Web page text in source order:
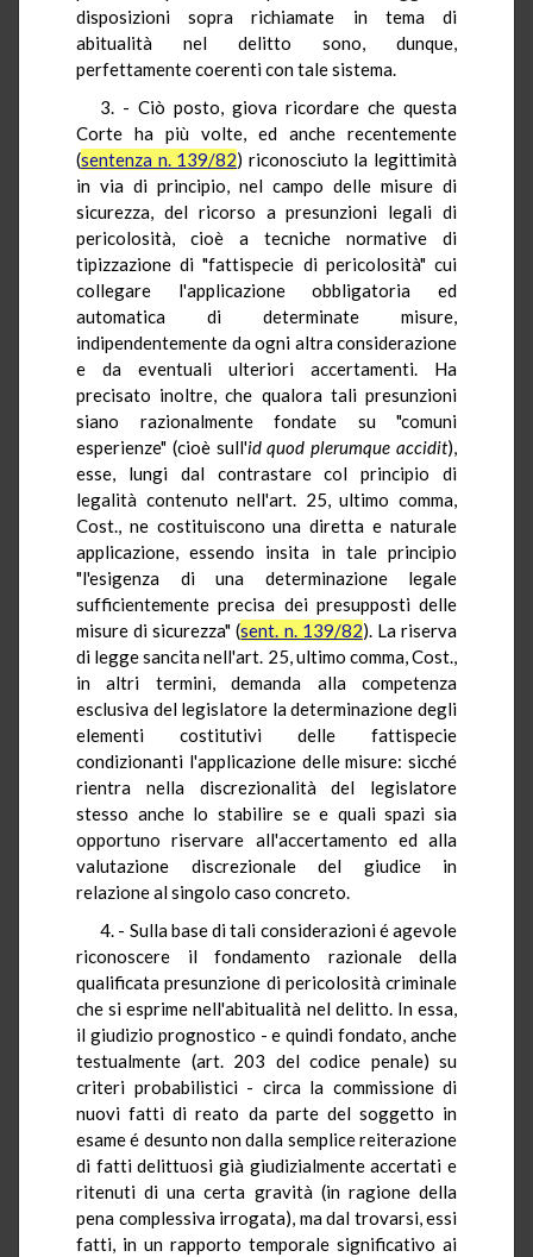
disposizioni sopra richiamate in tema di
abitualità nel delitto sono, dunque,
perfettamente coerenti con tale sistema.
3. - Ciò posto, giova ricordare che questa
Corte ha più volte, ed anche recentemente
(sentenza n. 139/82) riconosciuto la legittimità
in via di principio, nel campo delle misure di
sicurezza, del ricorso a presunzioni legali di
pericolosità, cioè a tecniche normative di
tipizzazione di "fattispecie di pericolosità" cui
collegare l'applicazione obbligatoria ed
automatica di determinate misure,
indipendentemente da ogni altra considerazione
e da eventuali ulteriori accertamenti. Ha
precisato inoltre, che qualora tali presunzioni
siano razionalmente fondate su "comuni
esperienze" (cioè sull'idquod plerumque accidit),
esse, lungi dal contrastare col principio di
legalità contenuto nell'art. 25, ultimo comma,
Cost., ne costituiscono una diretta e naturale
applicazione, essendo insita in tale principio
"l'esigenza di una determinazione legale
sufficientemente precisa dei presupposti delle
misure di sicurezza" (sent. n. 139/82). La riserva
di legge sancita nell'art. 25, ultimo comma, Cost.,
in altri termini, demanda alla competenza
esclusiva del legislatore la determinazione degli
elementi costitutivi delle fattispecie
condizionanti l'applicazione delle misure: sicché
rientra nella discrezionalità del legislatore
stesso anche lo stabilire se e quali spazi sia
opportuno riservare all'accertamento ed alla
valutazione discrezionale del giudice in
relazione al singolo caso concreto.
4. - Sulla base di tali considerazioni é agevole
riconoscere il fondamento razionale della
qualificata presunzione di pericolosità criminale
che si esprime nell'abitualità nel delitto. In essa,
il giudizio prognostico - e quindi fondato, anche
testualmente (art. 203 del codice penale) su
criteri probabilistici - circa la commissione di
nuovi fatti di reato da parte del soggetto in
esame é desunto non dalla semplice reiterazione
di fatti delittuosi già giudizialmente accertati e
ritenuti di una certa gravità (in ragione della
pena complessiva irrogata), ma dal trovarsi, essi
fatti, in un rapporto temporale significativo ai